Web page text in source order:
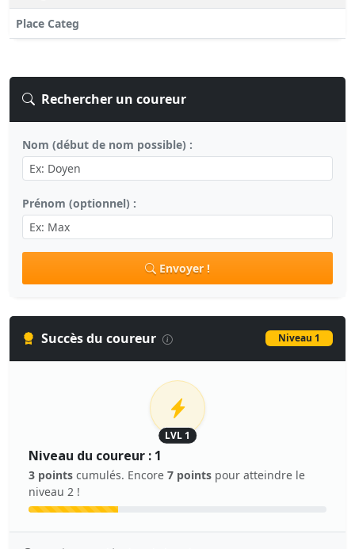
Place Categ
Rechercher un coureur
Nom (début de nom possible) :
Prénom (optionnel) :
Envoyer !
Succès du coureur Niveau 1
LVL 1
Niveau du coureur : 1
3 points cumulés. Encore 7 points pour atteindre le
niveau 2 !